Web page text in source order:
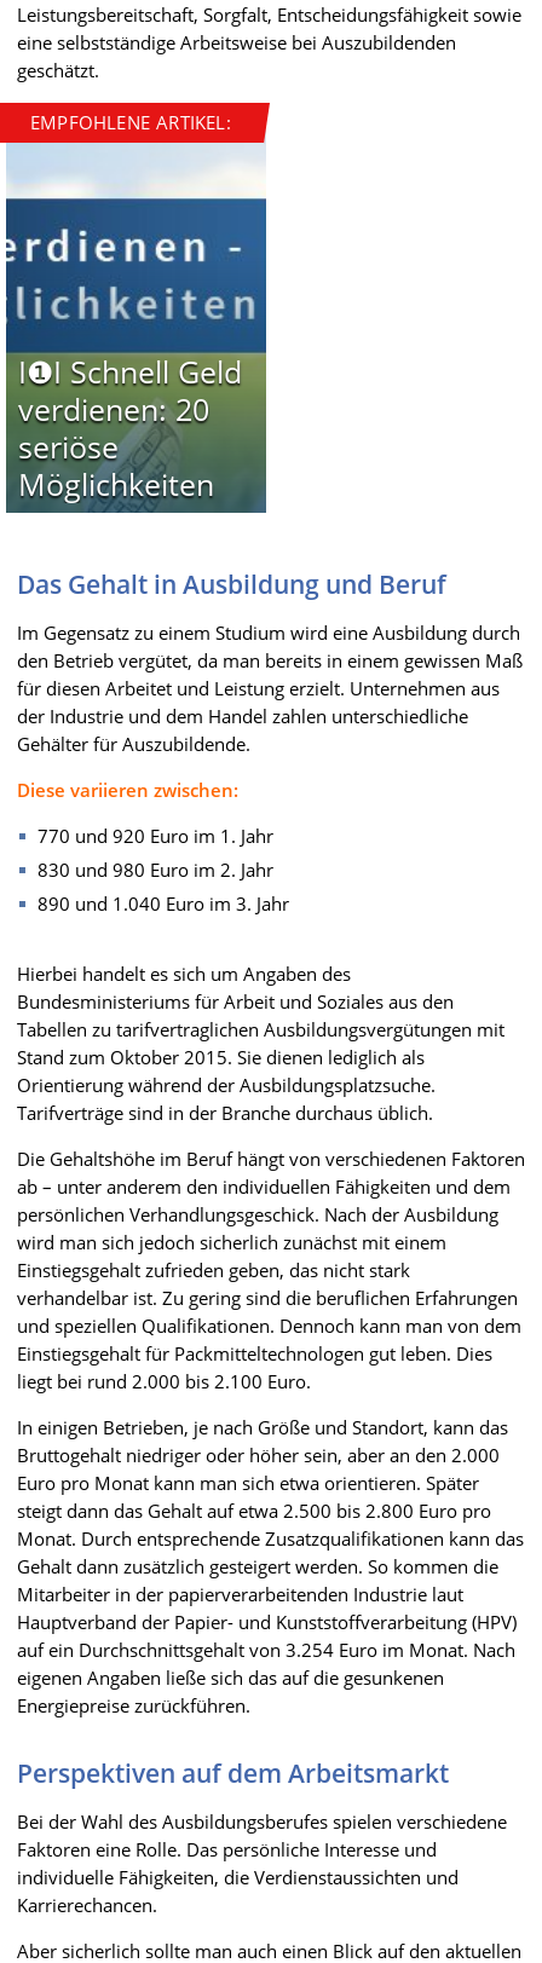
Leistungsbereitschaft, Sorgfalt, Entscheidungsfähigkeit sowie
eine selbstständige Arbeitsweise bei Auszubildenden
geschätzt.
EMPFOHLENE ARTIKEL:
I❶I Schnell Geld
verdienen: 20
seriöse
Möglichkeiten
Das Gehalt in Ausbildung und Beruf
Im Gegensatz zu einem Studium wird eine Ausbildung durch
den Betrieb vergütet, da man bereits in einem gewissen Maß
für diesen Arbeitet und Leistung erzielt. Unternehmen aus
der Industrie und dem Handel zahlen unterschiedliche
Gehälter für Auszubildende.
Diese variieren zwischen:
770 und 920 Euro im 1. Jahr
830 und 980 Euro im 2. Jahr
890 und 1.040 Euro im 3. Jahr
Hierbei handelt es sich um Angaben des
Bundesministeriums für Arbeit und Soziales aus den
Tabellen zu tarifvertraglichen Ausbildungsvergütungen mit
Stand zum Oktober 2015. Sie dienen lediglich als
Orientierung während der Ausbildungsplatzsuche.
Tarifverträge sind in der Branche durchaus üblich.
Die Gehaltshöhe im Beruf hängt von verschiedenen Faktoren
ab – unter anderem den individuellen Fähigkeiten und dem
persönlichen Verhandlungsgeschick. Nach der Ausbildung
wird man sich jedoch sicherlich zunächst mit einem
Einstiegsgehalt zufrieden geben, das nicht stark
verhandelbar ist. Zu gering sind die beruflichen Erfahrungen
und speziellen Qualifikationen. Dennoch kann man von dem
Einstiegsgehalt für Packmitteltechnologen gut leben. Dies
liegt bei rund 2.000 bis 2.100 Euro.
In einigen Betrieben, je nach Größe und Standort, kann das
Bruttogehalt niedriger oder höher sein, aber an den 2.000
Euro pro Monat kann man sich etwa orientieren. Später
steigt dann das Gehalt auf etwa 2.500 bis 2.800 Euro pro
Monat. Durch entsprechende Zusatzqualifikationen kann das
Gehalt dann zusätzlich gesteigert werden. So kommen die
Mitarbeiter in der papierverarbeitenden Industrie laut
Hauptverband der Papier- und Kunststoffverarbeitung (HPV)
auf ein Durchschnittsgehalt von 3.254 Euro im Monat. Nach
eigenen Angaben ließe sich das auf die gesunkenen
Energiepreise zurückführen.
Perspektiven auf dem Arbeitsmarkt
Bei der Wahl des Ausbildungsberufes spielen verschiedene
Faktoren eine Rolle. Das persönliche Interesse und
individuelle Fähigkeiten, die Verdienstaussichten und
Karrierechancen.
Aber sicherlich sollte man auch einen Blick auf den aktuellen